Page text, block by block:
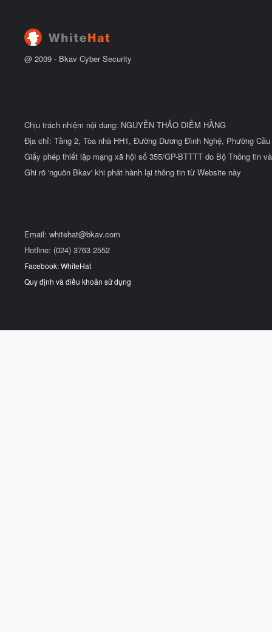
u
@ 2009 - Bkav Cyber Security
Chịu trách nhiệm nội dung: NGUYỄN THẢO DIỄM HẰNG
Địa chỉ: Tầng 2, Tòa nhà HH1, Đường Dương Đình Nghệ, Phường
Giấy phép thiết lập mạng xã hội số 355/GP-BTTTT do Bộ Thông tin
Ghi rõ 'nguồn Bkav' khi phát hành lại thông tin từ Website này
Email: whitehat@bkav.com
Hotline: (024) 3763 2552
Facebook: WhiteHat
Quy định và điều khoản sử dụng